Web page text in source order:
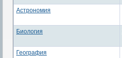
Астрономия
Биология
География